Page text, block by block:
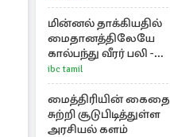
மின்னல் தாக்கியதில்
மைதானத்திலேயே
கால்பந்து வீரர் பலி -
அதிர்ச்சியில் ரசிகர்கள்
ibc tamil
மைத்திரியின் கைதை
சுற்றி சூடுபிடித்துள்ள
அரசியல் களம்